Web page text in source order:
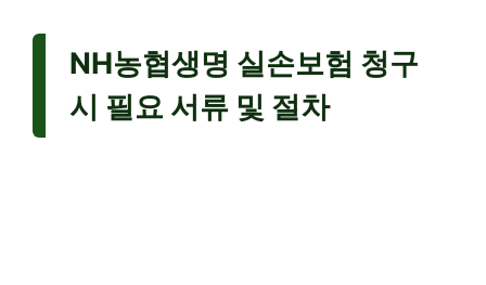
NH농협생명 실손보험 청구
시 필요 서류 및 절차